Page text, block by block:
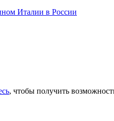
Италии в России
, чтобы получить